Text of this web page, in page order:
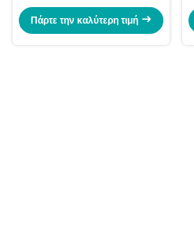
ενεργά κατοικίδια ζώα με άνετα
κολάρα Leashes and Carriers
Πάρτε την καλύτερη τιμή